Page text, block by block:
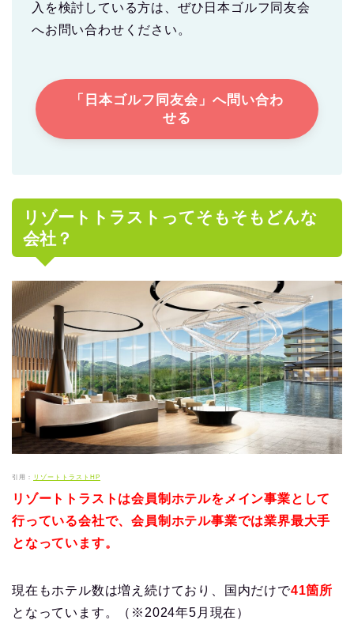
入を検討している方は、ぜひ日本ゴルフ同友会
へお問い合わせください。
「日本ゴルフ同友会」へ問い合わ
せる
リゾートトラストってそもそもどんな
会社？
引用： リゾートトラストHP
リゾートトラストは会員制ホテルをメイン事業として
行っている会社で、会員制ホテル事業では業界最大手
となっています。
現在もホテル数は増え続けており、国内だけで41箇所
となっています。（※2024年5月現在）